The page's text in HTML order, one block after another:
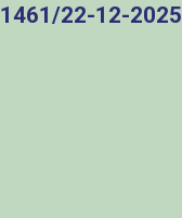
1461/22-12-2025